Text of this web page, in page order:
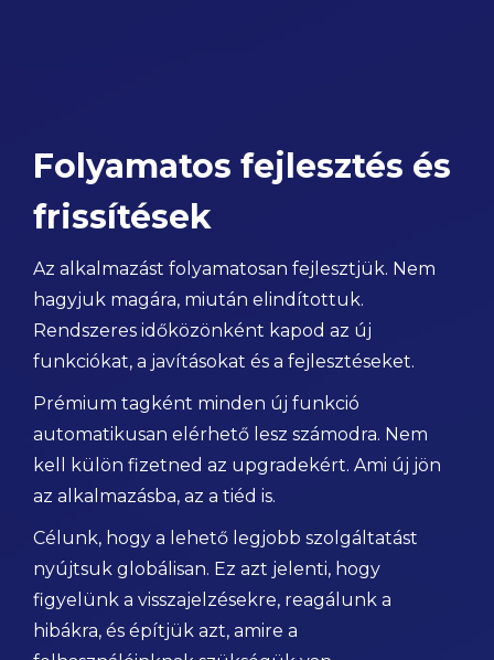
Folyamatos fejlesztés és
frissítések
Az alkalmazást folyamatosan fejlesztjük. Nem
hagyjuk magára, miután elindítottuk.
Rendszeres időközönként kapod az új
funkciókat, a javításokat és a fejlesztéseket.
Prémium tagként minden új funkció
automatikusan elérhető lesz számodra. Nem
kell külön fizetned az upgradekért. Ami új jön
az alkalmazásba, az a tiéd is.
Célunk, hogy a lehető legjobb szolgáltatást
nyújtsuk globálisan. Ez azt jelenti, hogy
figyelünk a visszajelzésekre, reagálunk a
hibákra, és építjük azt, amire a